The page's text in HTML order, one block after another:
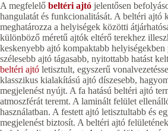
A megfelelő beltéri ajtó jelentősen
hangulatát és funkcionalitását. A beltéri ajtó
meghatározza a helyiségek közötti
különböző méretű ajtók eltérő terekhez
keskenyebb ajtó kompaktabb
szélesebb ajtó tágasabb, nyitottabb hatást
beltéri ajtó letisztult, egyszerű
klasszikus kialakítású ajtó díszesebb,
megjelenést nyújt. A fa hatású beltéri ajtó
atmoszférát teremt. A laminált felület
használatban. A festett ajtó letisztultabb és
megjelenést biztosít. A beltéri ajtó